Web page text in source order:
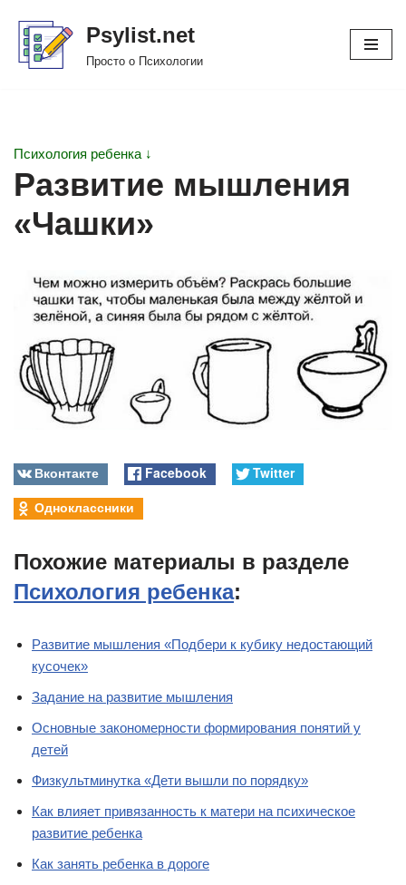
Перейти
Psylist.net
Просто о Психологии
Психология ребенка ↓
Развитие мышления
«Чашки»
Вконтакте Facebook
Twitter
Одноклассники
Похожие материалы в разделе
Психология ребенка:
Развитие мышления «Подбери к кубику недостающий
кусочек»
Задание на развитие мышления
Основные закономерности формирования понятий у
детей
Физкультминутка «Дети вышли по порядку»
Как влияет привязанность к матери на психическое
развитие ребенка
Как занять ребенка в дороге